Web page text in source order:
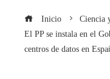
Inicio
Ciencia
El PP se instala en el
centros de datos en